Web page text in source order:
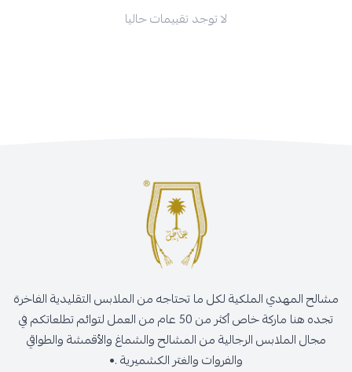
لا توجد تقييمات حاليا
مشالح المهدي الملكية لكل ما تحتاجه من الملابس التقليدية الفاخرة
تجده هنا ماركة خاص أكثر من 50 عام من العمل لتوائم تطلعاتكم في
مجال الملابس الرجالية من المشالح والشماغ والأقمشة والطواقي
والفروات والغتر الكشميرية .•